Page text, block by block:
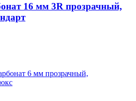
16 мм 3R прозрачный,